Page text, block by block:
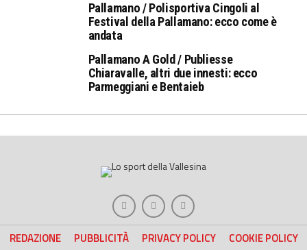
Pallamano / Polisportiva Cingoli al
Festival della Pallamano: ecco come è
andata
Pallamano A Gold / Publiesse
Chiaravalle, altri due innesti: ecco
Parmeggiani e Bentaieb
REDAZIONE PUBBLICITÀ PRIVACY POLICY COOKIE POLICY